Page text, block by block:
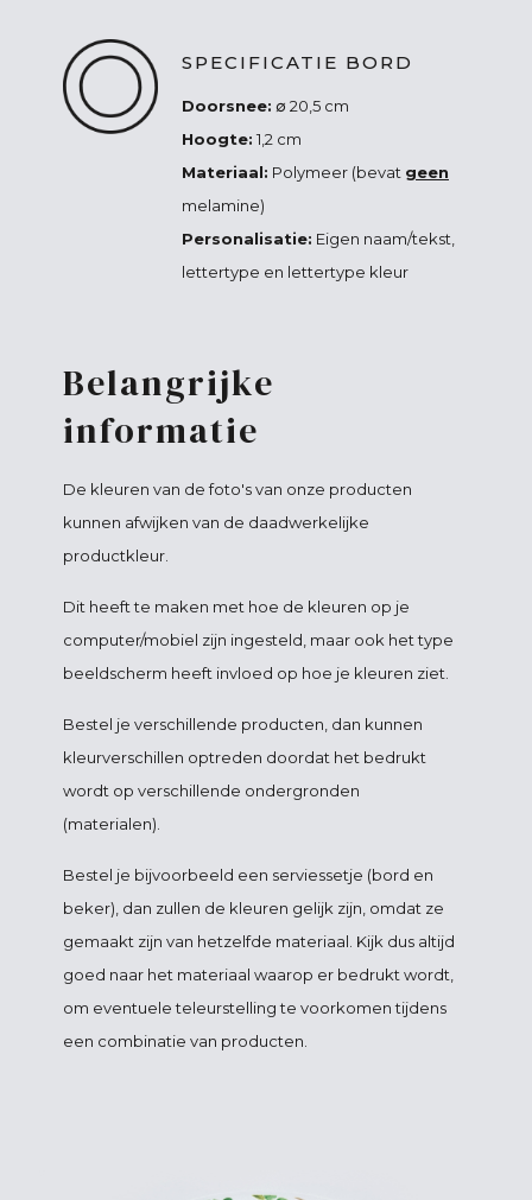
SPECIFICATIE BORD
Doorsnee: ∅ 20,5 cm
Hoogte: 1,2 cm
Materiaal: Polymeer (bevat geen
melamine)
Personalisatie: Eigen naam/tekst,
lettertype en lettertype kleur
Belangrijke
informatie
De kleuren van de foto's van onze producten
kunnen afwijken van de daadwerkelijke
productkleur.
Dit heeft te maken met hoe de kleuren op je
computer/mobiel zijn ingesteld, maar ook het type
beeldscherm heeft invloed op hoe je kleuren ziet.
Bestel je verschillende producten, dan kunnen
kleurverschillen optreden doordat het bedrukt
wordt op verschillende ondergronden
(materialen).
Bestel je bijvoorbeeld een serviessetje (bord en
beker), dan zullen de kleuren gelijk zijn, omdat ze
gemaakt zijn van hetzelfde materiaal. Kijk dus altijd
goed naar het materiaal waarop er bedrukt wordt,
om eventuele teleurstelling te voorkomen tijdens
een combinatie van producten.